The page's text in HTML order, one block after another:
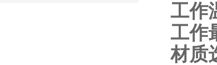
工作
工作
材质